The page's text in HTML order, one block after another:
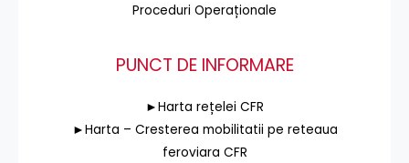
Proceduri Operaționale
PUNCT DE INFORMARE
►Harta rețelei CFR
►Harta – Cresterea mobilitatii pe reteaua
feroviara CFR